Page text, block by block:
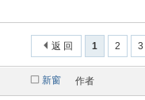
1 2 3
返 回
新窗 作者